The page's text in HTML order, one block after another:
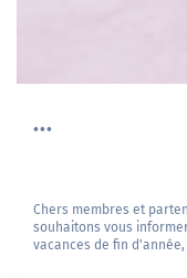
...
Chers membres et
souhaitons vous
vacances de fin d'année,